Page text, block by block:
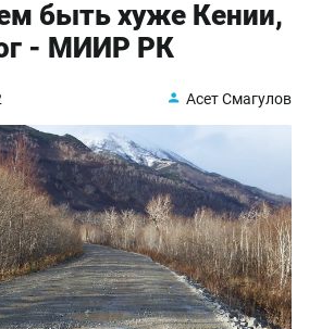
быть хуже Кении,
- МИИР РК
Асет Смагулов